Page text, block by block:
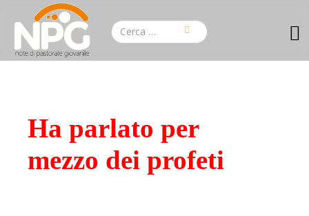
Ha parlato per
mezzo dei profeti